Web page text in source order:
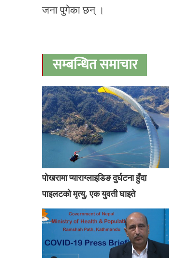
जना पुगेका छन् ।
सम्बन्धित समाचार
पोखरामा प्याराग्लाइडिङ दुर्घटना हुँदा
पाइलटको मृत्यु, एक युवती घाइते